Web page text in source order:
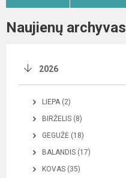
Naujienų archyvas
2026
LIEPA (2)
BIRŽELIS (8)
GEGUŽĖ (18)
BALANDIS (17)
KOVAS (35)